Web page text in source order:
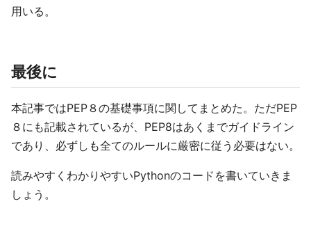
用いる。
最後に
本記事ではPEP８の基礎事項に関してまとめた。ただPEP
８にも記載されているが、PEP8はあくまでガイドライン
であり、必ずしも全てのルールに厳密に従う必要はない。
読みやすくわかりやすいPythonのコードを書いていきま
しょう。